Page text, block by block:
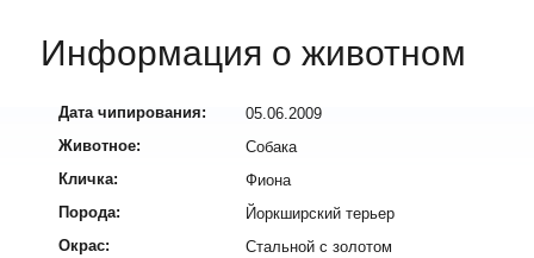
Информация о животном
Дата чипирования:
05.06.2009
Животное:
Собака
Кличка:
Фиона
Порода:
Йоркширский терьер
Окрас:
Стальной с золотом